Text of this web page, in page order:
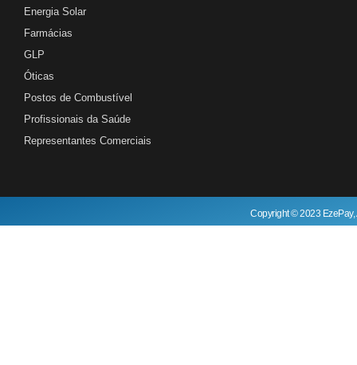
Energia Solar
Farmácias
GLP
Óticas
Postos de Combustível
Profissionais da Saúde
Representantes Comerciais
Copyright © 2023